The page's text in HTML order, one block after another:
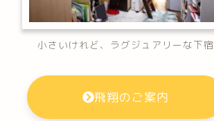
小さいけれど、ラグジュアリーな下宿
飛翔のご案内